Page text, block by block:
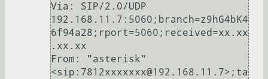
Via: SIP/2.0/UDP
192.168.11.7:5060;branch=z9hG4bK4
6f94a28;rport=5060;received=xx.xx
.xx.xx
From: "asterisk"
<sip:7812xxxxxxx@192.168.11.7>;ta